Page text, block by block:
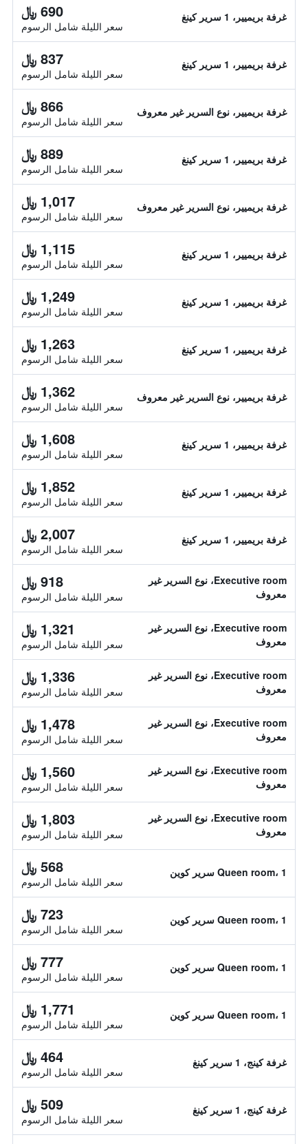
غرفة بريميير، 1 سرير كينغ 690 ﷼
سعر الليلة شامل الرسوم
غرفة بريميير، 1 سرير كينغ 837 ﷼
سعر الليلة شامل الرسوم
غرفة بريميير، نوع السرير غير معروف 866 ﷼
سعر الليلة شامل الرسوم
غرفة بريميير، 1 سرير كينغ 889 ﷼
سعر الليلة شامل الرسوم
غرفة بريميير، نوع السرير غير معروف 1,017 ﷼
سعر الليلة شامل الرسوم
غرفة بريميير، 1 سرير كينغ 1,115 ﷼
سعر الليلة شامل الرسوم
غرفة بريميير، 1 سرير كينغ 1,249 ﷼
سعر الليلة شامل الرسوم
غرفة بريميير، 1 سرير كينغ 1,263 ﷼
سعر الليلة شامل الرسوم
غرفة بريميير، نوع السرير غير معروف 1,362 ﷼
سعر الليلة شامل الرسوم
غرفة بريميير، 1 سرير كينغ 1,608 ﷼
سعر الليلة شامل الرسوم
غرفة بريميير، 1 سرير كينغ 1,852 ﷼
سعر الليلة شامل الرسوم
غرفة بريميير، 1 سرير كينغ 2,007 ﷼
سعر الليلة شامل الرسوم
Executive room، نوع السرير غير
معروف
918 ﷼
سعر الليلة شامل الرسوم
Executive room، نوع السرير غير
معروف
1,321 ﷼
سعر الليلة شامل الرسوم
Executive room، نوع السرير غير
معروف
1,336 ﷼
سعر الليلة شامل الرسوم
Executive room، نوع السرير غير
معروف
1,478 ﷼
سعر الليلة شامل الرسوم
Executive room، نوع السرير غير
معروف
1,560 ﷼
سعر الليلة شامل الرسوم
Executive room، نوع السرير غير
معروف
1,803 ﷼
سعر الليلة شامل الرسوم
Queen room، 1 سرير كوين 568 ﷼
سعر الليلة شامل الرسوم
Queen room، 1 سرير كوين 723 ﷼
سعر الليلة شامل الرسوم
Queen room، 1 سرير كوين 777 ﷼
سعر الليلة شامل الرسوم
Queen room، 1 سرير كوين 1,771 ﷼
سعر الليلة شامل الرسوم
غرفة كينج، 1 سرير كينغ 464 ﷼
سعر الليلة شامل الرسوم
غرفة كينج، 1 سرير كينغ 509 ﷼
سعر الليلة شامل الرسوم